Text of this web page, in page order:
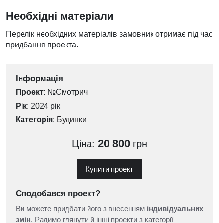
Необхідні матеріали
Перелік необхідних матеріалів замовник отримає під час
придбання проекта.
Інформація
Проект: №Смотрич
Рік: 2024 рік
Категорія: Будинки
Ціна: 20 800 грн
Купити проект
Сподобався проект?
Ви можете придбати його з внесенням індивідуальних
змін. Радимо глянути й інші проекти з категорії